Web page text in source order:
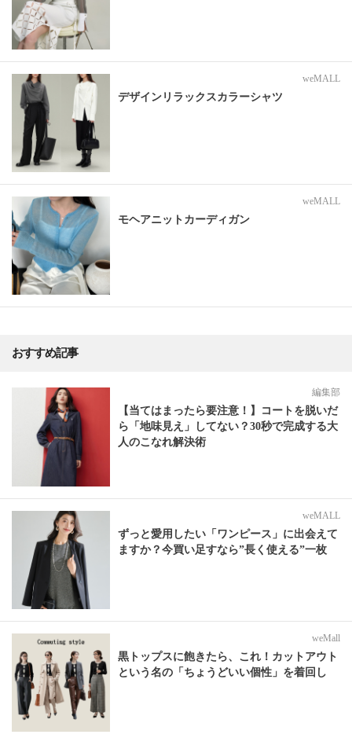
weMALL
デザインリラックスカラーシャツ
weMALL
モヘアニットカーディガン
おすすめ記事
編集部
【当てはまったら要注意！】コートを脱いだ
ら「地味見え」してない？30秒で完成する大
人のこなれ解決術
weMALL
ずっと愛用したい「ワンピース」に出会えて
ますか？今買い足すなら”長く使える”一枚
weMall
黒トップスに飽きたら、これ！カットアウト
という名の「ちょうどいい個性」を着回し